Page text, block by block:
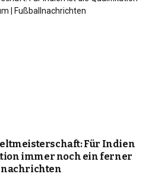
Für Indien
immer noch ein ferner